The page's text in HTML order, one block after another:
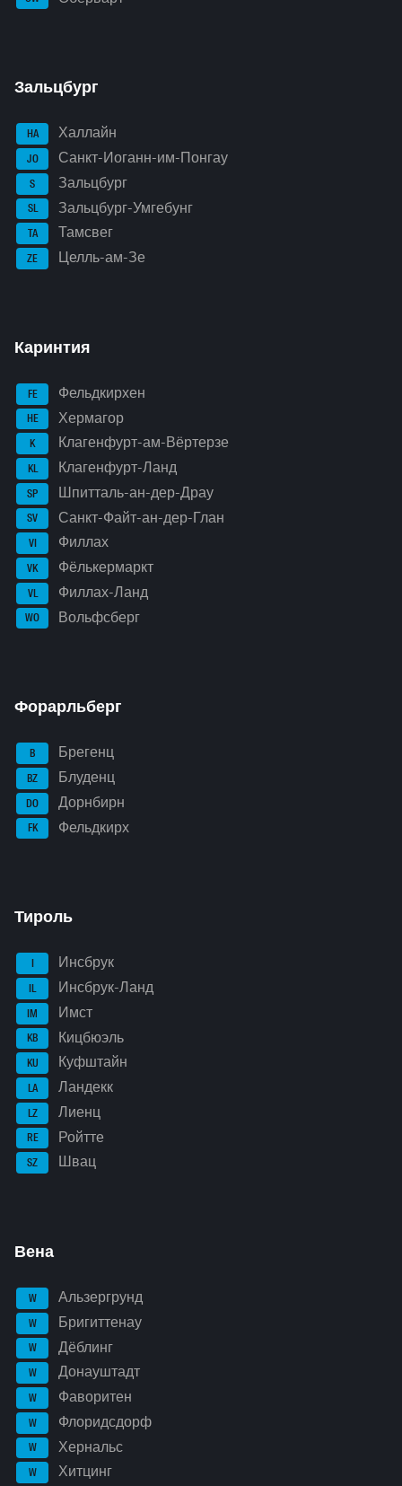
Зальцбург
HA Халлайн
JO Санкт-Иоганн-им-Понгау
S Зальцбург
SL Зальцбург-Умгебунг
TA Тамсвег
ZE Целль-ам-Зе
Каринтия
FE Фельдкирхен
HE Хермагор
K Клагенфурт-ам-Вёртерзе
KL Клагенфурт-Ланд
SP Шпитталь-ан-дер-Драу
SV Санкт-Файт-ан-дер-Глан
VI Филлах
VK Фёлькермаркт
VL Филлах-Ланд
WO Вольфсберг
Форарльберг
B Брегенц
BZ Блуденц
DO Дорнбирн
FK Фельдкирх
Тироль
I Инсбрук
IL Инсбрук-Ланд
IM Имст
KB Кицбюэль
KU Куфштайн
LA Ландекк
LZ Лиенц
RE Ройтте
SZ Швац
Вена
W Альзергрунд
W Бригиттенау
W Дёблинг
W Донауштадт
W Фаворитен
W Флоридсдорф
W Хернальс
W Хитцинг